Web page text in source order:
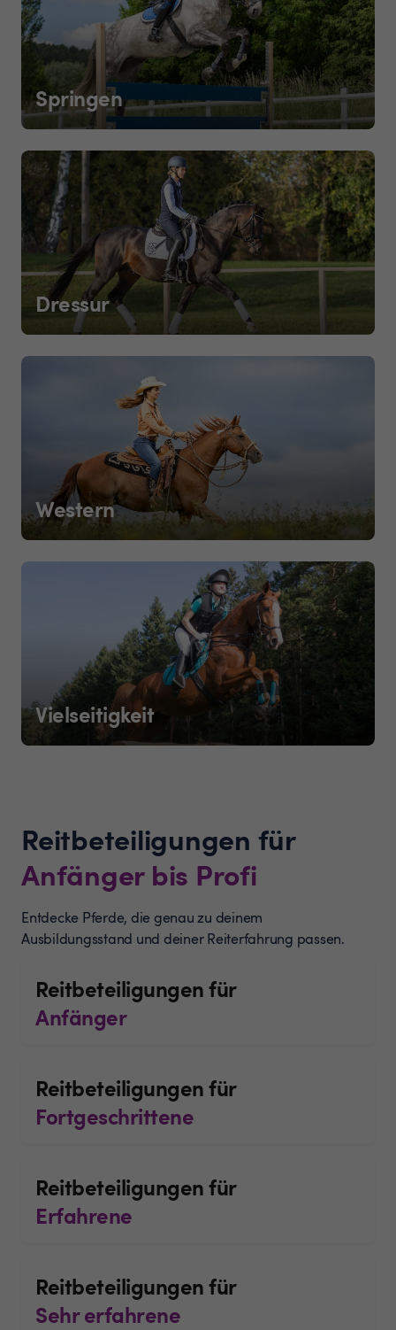
Springen
Dressur
Western
Vielseitigkeit
Reitbeteiligungen für
Anfänger bis Profi
Entdecke Pferde, die genau zu deinem
Ausbildungsstand und deiner Reiterfahrung passen.
Reitbeteiligungen für
Anfänger
Reitbeteiligungen für
Fortgeschrittene
Reitbeteiligungen für
Erfahrene
Reitbeteiligungen für
Sehr erfahrene